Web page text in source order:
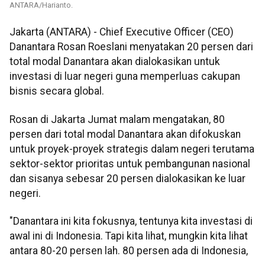
ANTARA/Harianto.
Jakarta (ANTARA) - Chief Executive Officer (CEO)
Danantara Rosan Roeslani menyatakan 20 persen dari
total modal Danantara akan dialokasikan untuk
investasi di luar negeri guna memperluas cakupan
bisnis secara global.
Rosan di Jakarta Jumat malam mengatakan, 80
persen dari total modal Danantara akan difokuskan
untuk proyek-proyek strategis dalam negeri terutama
sektor-sektor prioritas untuk pembangunan nasional
dan sisanya sebesar 20 persen dialokasikan ke luar
negeri.
"Danantara ini kita fokusnya, tentunya kita investasi di
awal ini di Indonesia. Tapi kita lihat, mungkin kita lihat
antara 80-20 persen lah. 80 persen ada di Indonesia,